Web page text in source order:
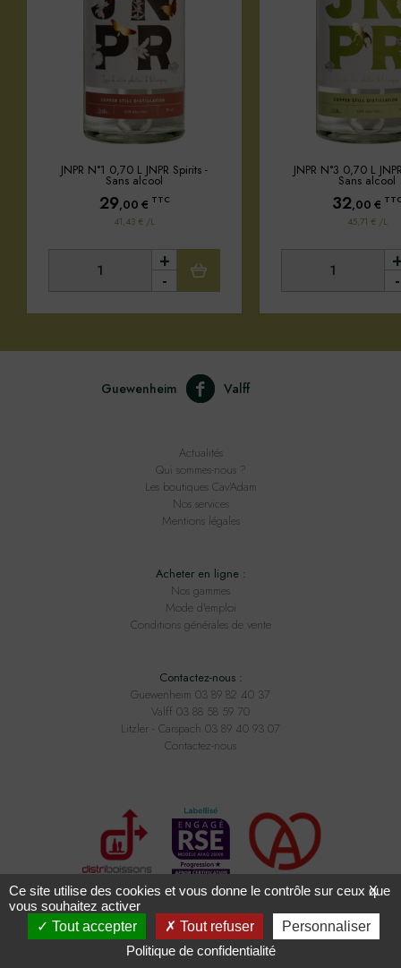
JNPR N°1 0,70 L JNPR Spirits -
Sans alcool
29,00 € TTC
41,43 € /L
-
+
JNPR N°3 0,70 L
Sans alcool
32,00 €
45,71 € /L
-
Guewenheim Valff
Actualités
Qui sommes-nous ?
Les boutiques Cav'Adam
Nos services
Mentions légales
Acheter en ligne :
Nos gammes
Mode d'emploi
Conditions générales de vente
Contactez-nous :
Guewenheim 03 89 82 40 37
Valff 03 88 58 59 70
Litzler - Carspach 03 89 40 93 07
Contactez-nous
Tous droits réservés ADAM BOISSONS - Conception2exviaavecMasteredit
X
Ce site utilise des cookies et vous donne le contrôle sur ceux que
vous souhaitez activer
Tout accepter
Tout refuser
Personnaliser
Politique de confidentialité